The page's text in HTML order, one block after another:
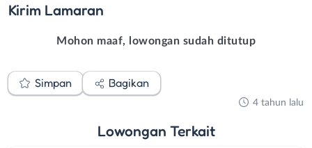
Kirim Lamaran
Mohon maaf, lowongan sudah ditutup
Simpan Bagikan
4 tahun lalu
Lowongan Terkait